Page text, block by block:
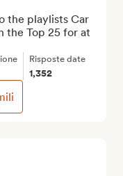
the playlists Car
the Top 25 for at
Risposte date
1,352